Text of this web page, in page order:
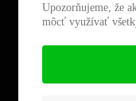
Upozorňujeme, že
môcť využívať